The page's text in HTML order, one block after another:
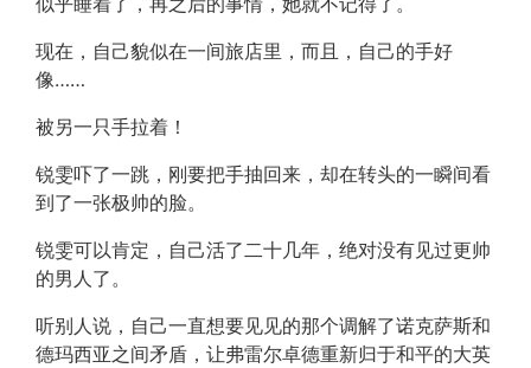
现在，自己貌似在一间旅店里，而且，自己的手好
像……
被另一只手拉着！
锐雯吓了一跳，刚要把手抽回来，却在转头的一瞬间看
到了一张极帅的脸。
锐雯可以肯定，自己活了二十几年，绝对没有见过更帅
的男人了。
听别人说，自己一直想要见见的那个调解了诺克萨斯和
德玛西亚之间矛盾，让弗雷尔卓德重新归于和平的大英